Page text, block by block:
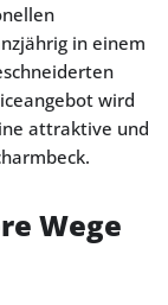
in einem
wird
attraktive und
Wege